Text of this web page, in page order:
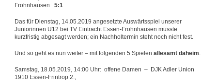
Frohnhausen 5:1
Das für Dienstag, 14.05.2019 angesetzte Auswärtsspiel unserer
Juniorinnen U12 bei TV Eintracht Essen-Frohnhausen musste
kurzfristig abgesagt werden; ein Nachholtermin steht noch nicht fest.
Und so geht es nun weiter – mit folgenden 5 Spielen allesamt daheim:
Samstag, 18.05.2019, 14:00 Uhr: offene Damen – DJK Adler Union
1910 Essen-Frintrop 2.,